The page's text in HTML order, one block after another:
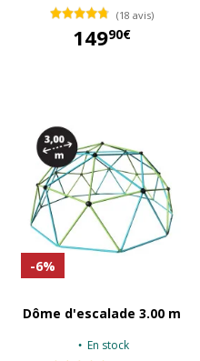
(18 avis)
14990€
-6%
Dôme d'escalade 3.00 m
En stock